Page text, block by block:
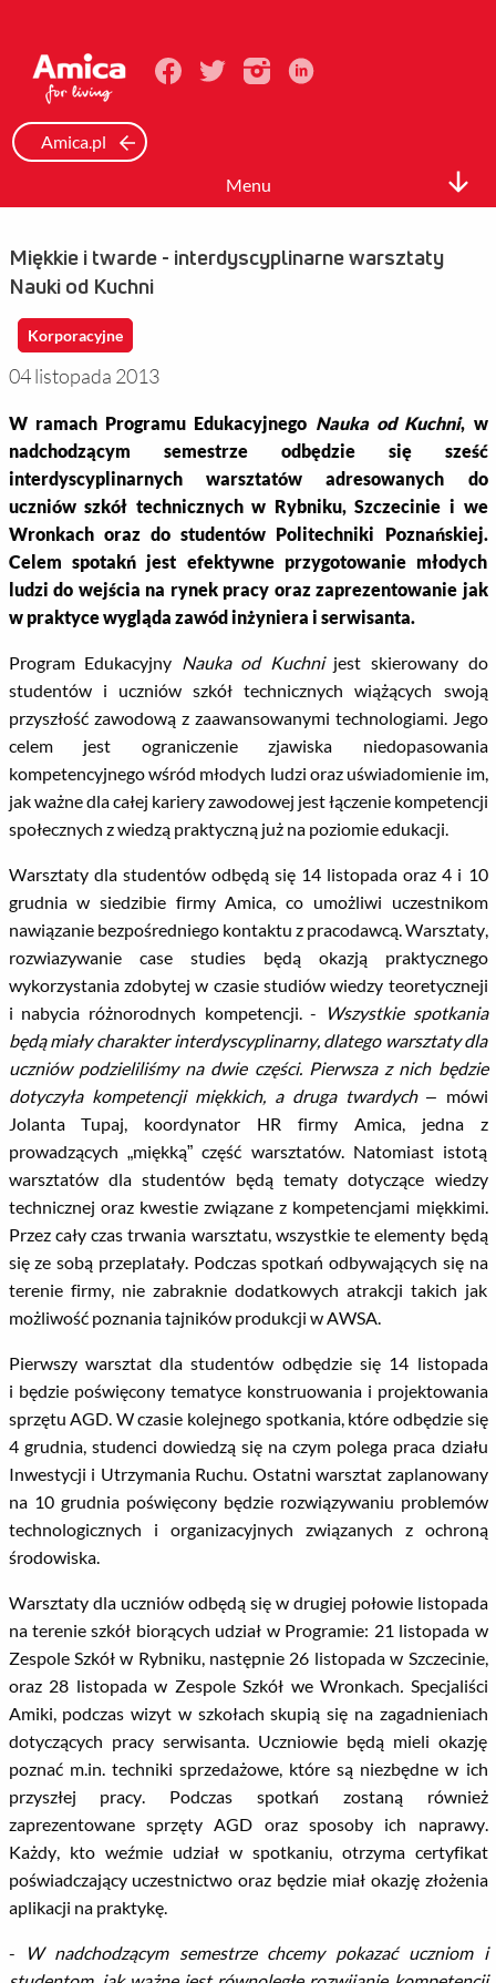
Amica.pl
Menu
Informacje Prasowe
Mediateka
Kontakt
Miękkie i twarde - interdyscyplinarne warsztaty
Nauki od Kuchni
Korporacyjne
04 listopada 2013
W ramach Programu Edukacyjnego Nauka od Kuchni, w
nadchodzącym semestrze odbędzie się sześć
interdyscyplinarnych warsztatów adresowanych do
uczniów szkół technicznych w Rybniku, Szczecinie i we
Wronkach oraz do studentów Politechniki Poznańskiej.
Celem spotakń jest efektywne przygotowanie młodych
ludzi do wejścia na rynek pracy oraz zaprezentowanie jak
w praktyce wygląda zawód inżyniera i serwisanta.
Program Edukacyjny Nauka od Kuchnijest skierowany do
studentów i uczniów szkół technicznych wiążących swoją
przyszłość zawodową z zaawansowanymi technologiami. Jego
celem jest ograniczenie zjawiska niedopasowania
kompetencyjnego wśród młodych ludzi oraz uświadomienie im,
jak ważne dla całej kariery zawodowej jest łączenie kompetencji
społecznych z wiedzą praktyczną już na poziomie edukacji.
Warsztaty dla studentów odbędą się 14 listopada oraz 4 i 10
grudnia w siedzibie firmy Amica, co umożliwi uczestnikom
nawiązanie bezpośredniego kontaktu z pracodawcą. Warsztaty,
rozwiazywanie case studies będą okazją praktycznego
wykorzystania zdobytej w czasie studiów wiedzy teoretyczneji
i nabycia różnorodnych kompetencji. -
Wszystkie spotkania
będą miały charakter interdyscyplinarny, dlatego warsztaty dla
uczniów podzieliliśmy na dwie części. Pierwsza z nich będzie
dotyczyła kompetencji miękkich, a druga twardych– mówi
Jolanta Tupaj, koordynator HR firmy Amica, jedna z
prowadzących „miękką” część warsztatów. Natomiast istotą
warsztatów dla studentów będą tematy dotyczące wiedzy
technicznej oraz kwestie związane z kompetencjami miękkimi.
Przez cały czas trwania warsztatu, wszystkie te elementy będą
się ze sobą przeplatały. Podczas spotkań odbywających się na
terenie firmy, nie zabraknie dodatkowych atrakcji takich jak
możliwość poznania tajników produkcji w AWSA.
Pierwszy warsztat dla studentów odbędzie się 14 listopada
i będzie poświęcony tematyce konstruowania i projektowania
sprzętu AGD. W czasie kolejnego spotkania, które odbędzie się
4 grudnia, studenci dowiedzą się na czym polega praca działu
Inwestycji i Utrzymania Ruchu. Ostatni warsztat zaplanowany
na 10 grudnia poświęcony będzie rozwiązywaniu problemów
technologicznych i organizacyjnych związanych z ochroną
środowiska.
Warsztaty dla uczniów odbędą się w drugiej połowie listopada
na terenie szkół biorących udział w Programie: 21 listopada w
Zespole Szkół w Rybniku, następnie 26 listopada w Szczecinie,
oraz 28 listopada w Zespole Szkół we Wronkach. Specjaliści
Amiki, podczas wizyt w szkołach skupią się na zagadnieniach
dotyczących pracy serwisanta. Uczniowie będą mieli okazję
poznać m.in. techniki sprzedażowe, które są niezbędne w ich
przyszłej pracy. Podczas spotkań zostaną również
zaprezentowane sprzęty AGD oraz sposoby ich naprawy.
Każdy, kto weźmie udział w spotkaniu, otrzyma certyfikat
poświadczający uczestnictwo oraz będzie miał okazję złożenia
aplikacji na praktykę.
-
W nadchodzącym semestrze chcemy pokazać uczniom i